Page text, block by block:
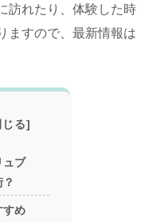
訪れたり、体験した時
ますので、最新情報は
ュブ
すめ